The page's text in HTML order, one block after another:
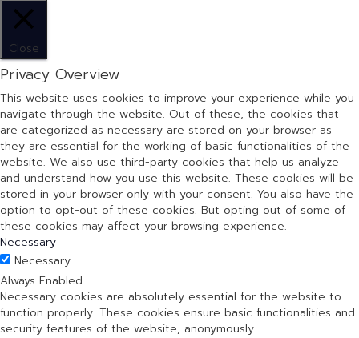
Close
Privacy Overview
This website uses cookies to improve your experience while you
navigate through the website. Out of these, the cookies that
are categorized as necessary are stored on your browser as
they are essential for the working of basic functionalities of the
website. We also use third-party cookies that help us analyze
and understand how you use this website. These cookies will be
stored in your browser only with your consent. You also have the
option to opt-out of these cookies. But opting out of some of
these cookies may affect your browsing experience.
Necessary
Necessary
Always Enabled
Necessary cookies are absolutely essential for the website to
function properly. These cookies ensure basic functionalities and
security features of the website, anonymously.